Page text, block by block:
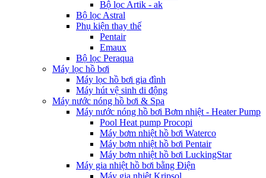
Bộ lọc Artik - ak
Bộ lọc Astral
Phụ kiện thay thế
Pentair
Emaux
Bộ lọc Peraqua
Máy lọc hồ bơi
Máy lọc hồ bơi gia đình
Máy hút vệ sinh di động
Máy nước nóng hồ bơi & Spa
Máy nước nóng hồ bơi Bơm nhiệt - Heater Pump
Pool Heat pump Procopi
Máy bơm nhiệt hồ bơi Waterco
Máy bơm nhiệt hồ bơi Pentair
Máy bơm nhiệt hồ bơi LuckingStar
Máy gia nhiệt hồ bơi bằng Điện
Máy gia nhiệt Kripsol